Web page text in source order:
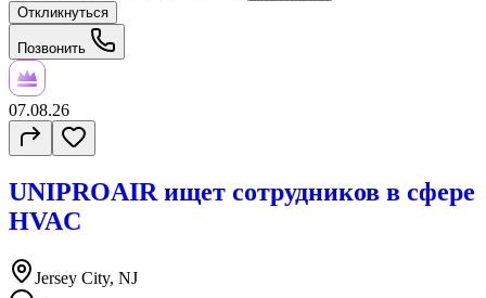
Откликнуться
Позвонить
07.08.26
UNIPROAIR ищет сотрудников в сфере
HVAC
Jersey City, NJ